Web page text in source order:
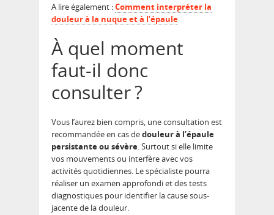
A lire également :Comment interpréter la
douleur à la nuque et à l’épaule
À quel moment
faut-il donc
consulter ?
Vous l’aurez bien compris, une consultation est
recommandée en cas dedouleur à l’épaule
persistante ou sévère. Surtout si elle limite
vos mouvements ou interfère avec vos
activités quotidiennes. Le spécialiste pourra
réaliser un examen approfondi et des tests
diagnostiques pour identifier la cause sous-
jacente de la douleur.